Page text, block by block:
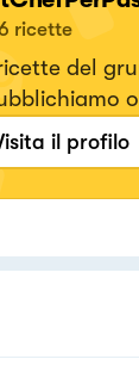
ricette
del
il profilo